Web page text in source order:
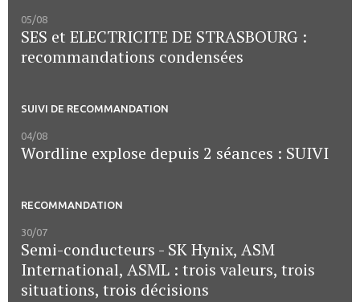
05/08
SES et ELECTRICITE DE STRASBOURG :
recommandations condensées
SUIVI DE RECOMMANDATION
04/08
Wordline explose depuis 2 séances : SUIVI
RECOMMANDATION
30/07
Semi-conducteurs - SK Hynix, ASM
International, ASML : trois valeurs, trois
situations, trois décisions